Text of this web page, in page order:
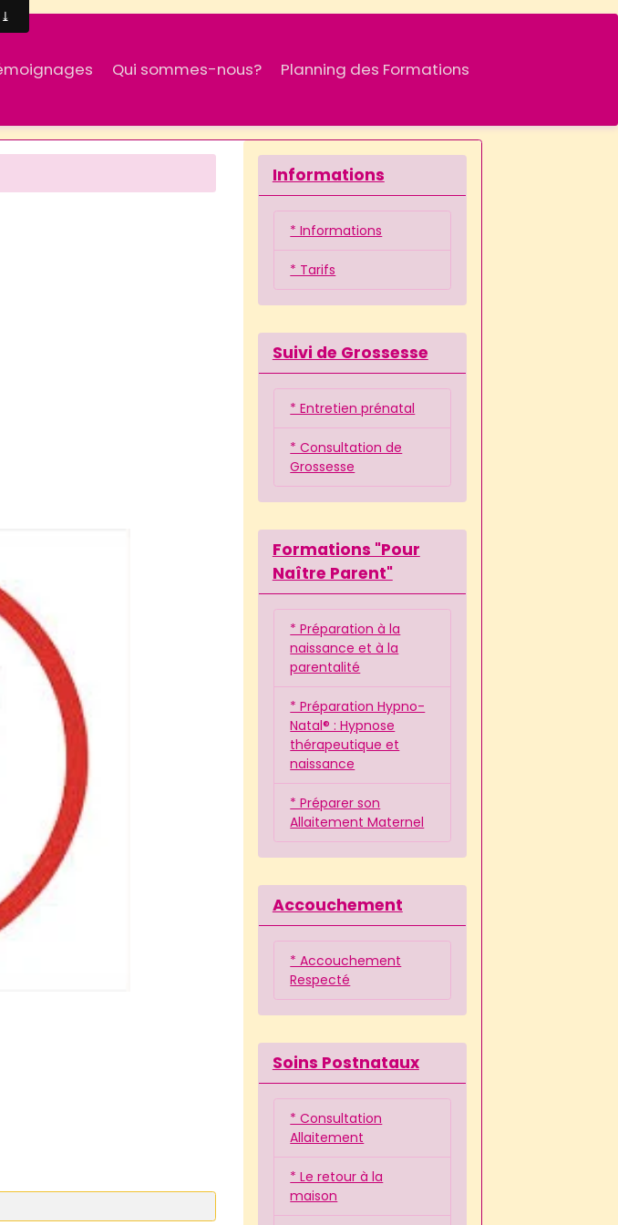
Qui sommes-nous? Planning des Formations
Informations
* Informations
* Tarifs
Suivi de Grossesse
* Entretien prénatal
* Consultation de
Grossesse
Formations "Pour
Naître Parent"
* Préparation à la
naissance et à la
parentalité
* Préparation Hypno-
Natal® : Hypnose
thérapeutique et
naissance
* Préparer son
Allaitement Maternel
Accouchement
* Accouchement
Respecté
Soins Postnataux
* Consultation
Allaitement
* Le retour à la
maison